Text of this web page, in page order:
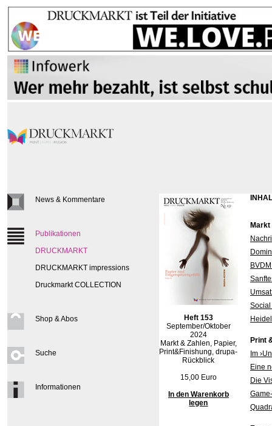
News & Kommentare
Publikationen
DRUCKMARKT
DRUCKMARKT impressions
Druckmarkt COLLECTION
Shop & Abos
Suche
Informationen
Heft 153
September/Oktober
2024
Markt & Zahlen, Papier,
Print&Finishung, drupa-
Rückblick
15,00 Euro
In den Warenkorb
legen
Markt
Print
Im
Eine
Die